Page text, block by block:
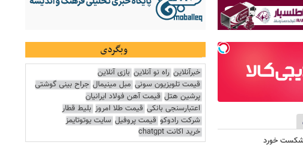
شکست خورد
وبگردی
خبرآنلاین راه نو آنلاین بازی آنلاین
قیمت تلویزیون سونی مبل مینیمال جراح بینی گوشتی
پرشین هتل قیمت آهن فولاد ایرانیان
اعتبارسنجی بانکی قیمت طلا امروز بلیط قطار
شرکت رادوکو قیمت پروفیل سایت یوتوتایمز
خرید اکانت chatgpt